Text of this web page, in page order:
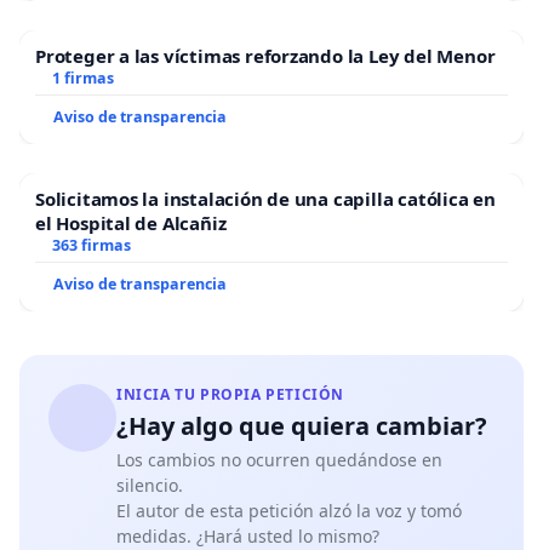
Proteger a las víctimas reforzando la Ley del Menor
1 firmas
Aviso de transparencia
Solicitamos la instalación de una capilla católica en
el Hospital de Alcañiz
363 firmas
Aviso de transparencia
INICIA TU PROPIA PETICIÓN
¿Hay algo que quiera cambiar?
Los cambios no ocurren quedándose en
silencio.
El autor de esta petición alzó la voz y tomó
medidas. ¿Hará usted lo mismo?